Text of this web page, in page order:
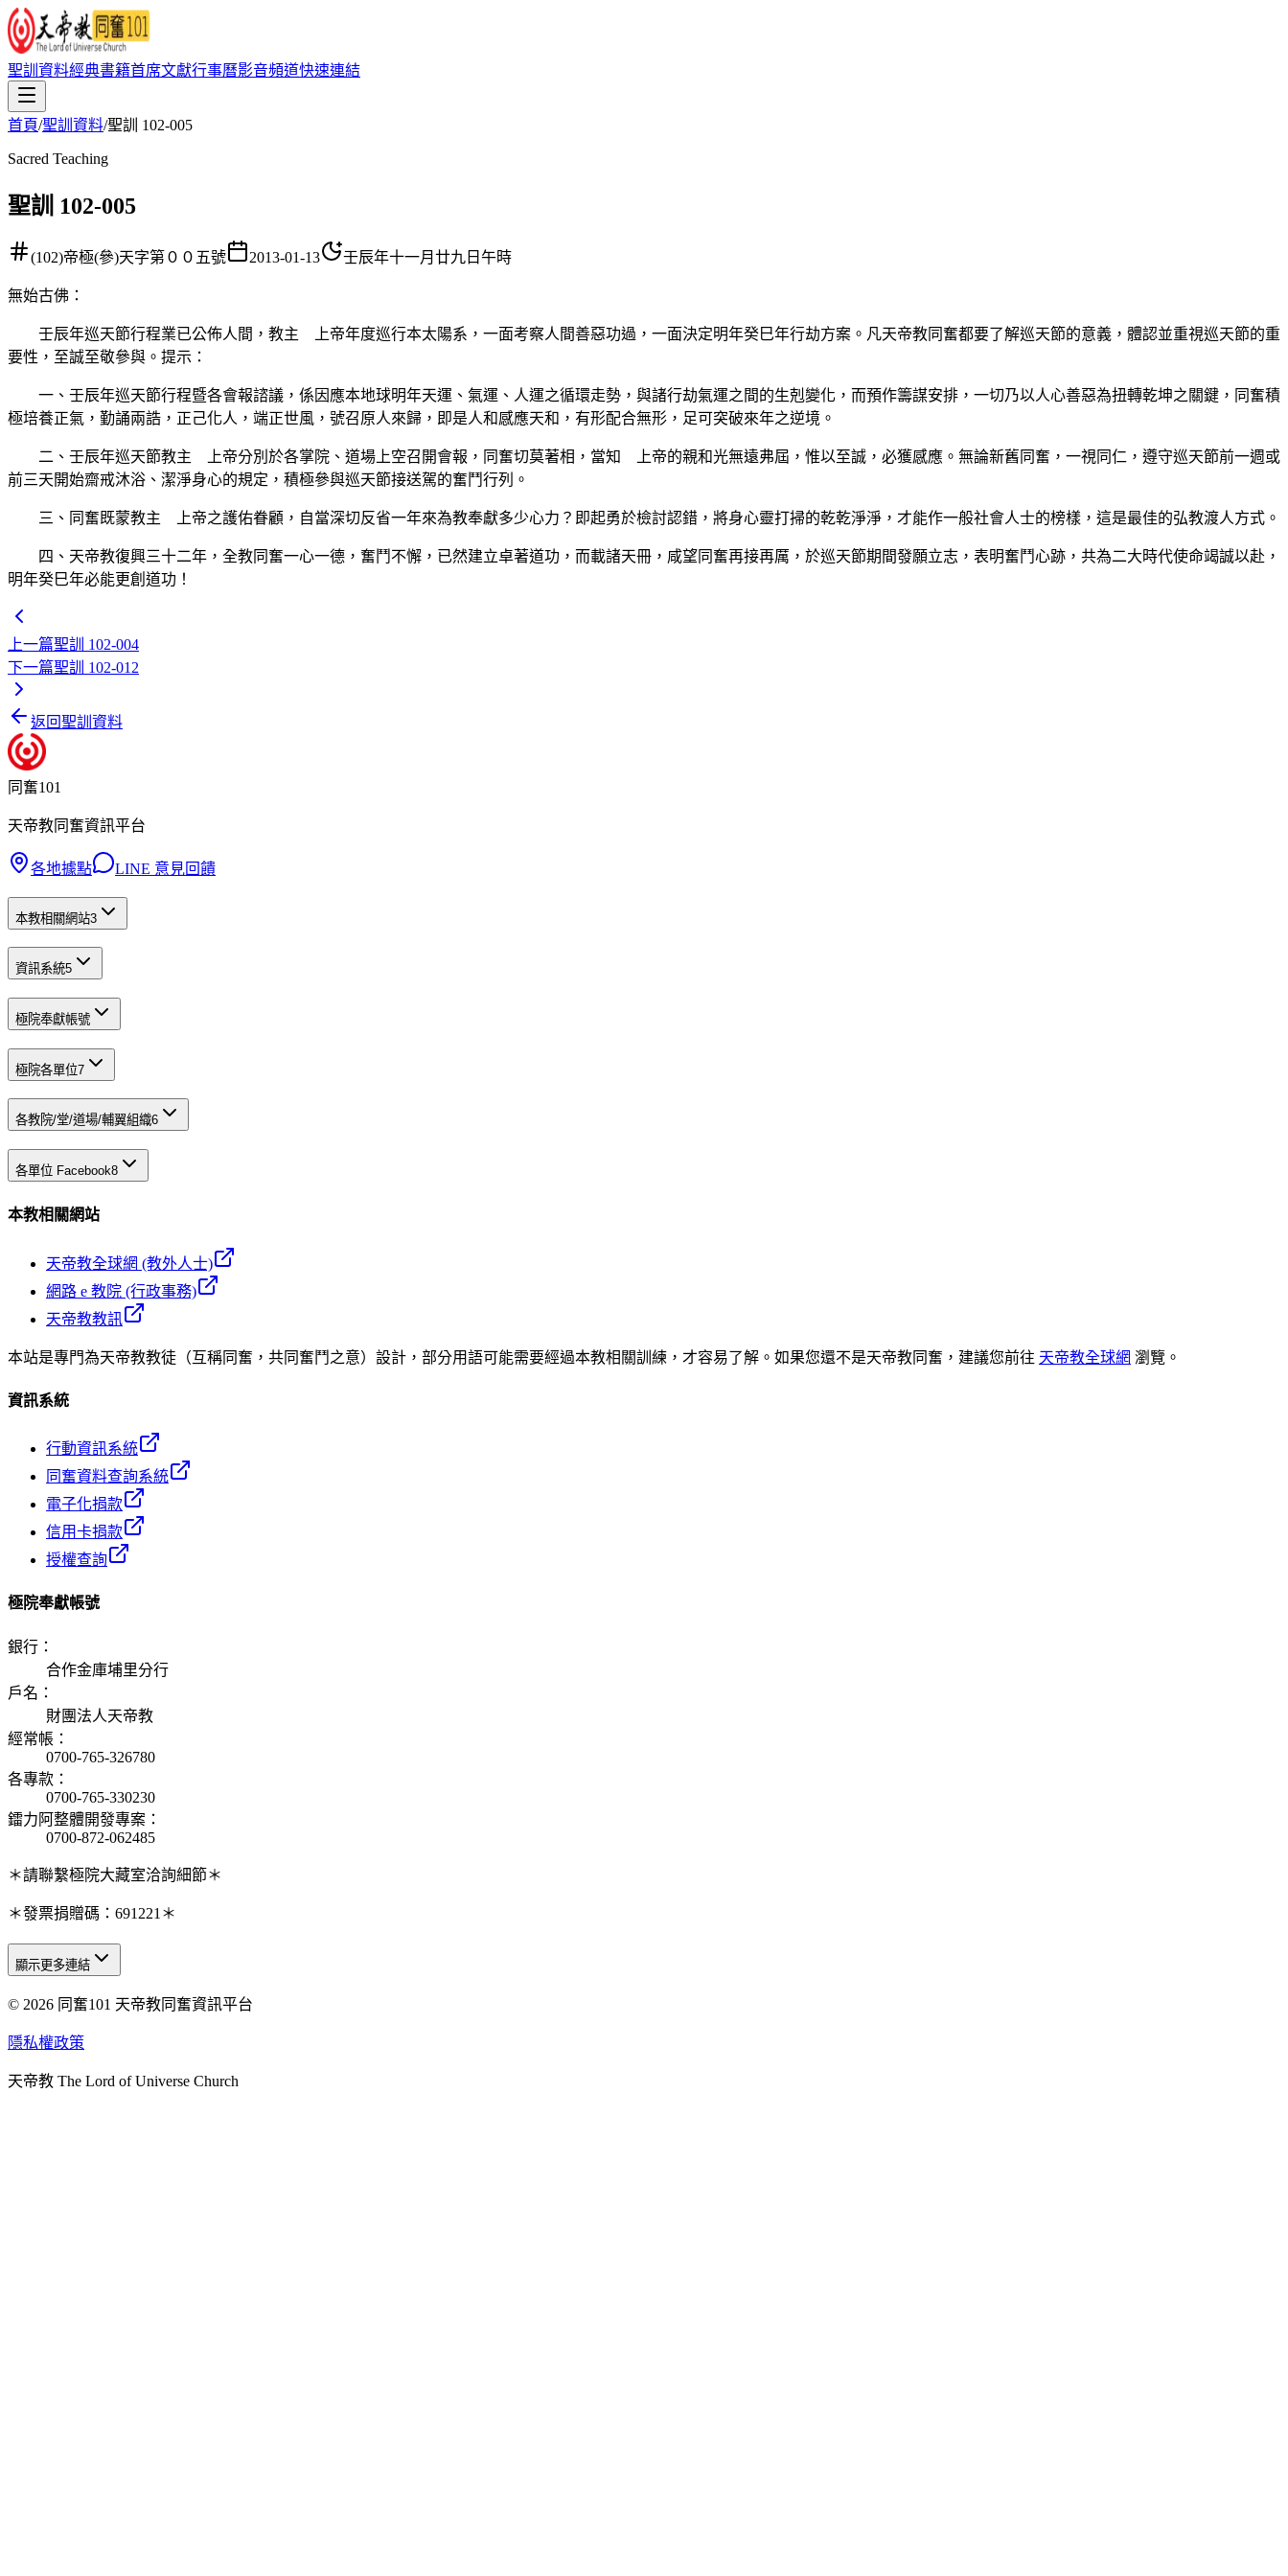
聖訓資料經典書籍首席文獻行事曆影音頻道快速連結
首頁/聖訓資料/聖訓 102-005
Sacred Teaching
聖訓 102-005
(102)帝極(參)天字第００五號 2013-01-13 壬辰年十一月廿九日午時
無始古佛 ：
壬辰年巡天節行程業已公佈人間，教主 上帝年度巡行本太陽系，一面考察人間善惡功過，一面決定明年癸巳年行劫方案。凡天帝教同奮都要了解巡天節的意義，體認並重視巡天節的重
要性，至誠至敬參與。提示：
一、壬辰年巡天節行程暨各會報諮議，係因應本地球明年天運、氣運、人運之循環走勢，與諸行劫氣運之間的生剋變化，而預作籌謀安排，一切乃以人心善惡為扭轉乾坤之關鍵，同奮積
極培養正氣，勤誦兩誥，正己化人，端正世風，號召原人來歸，即是人和感應天和，有形配合無形，足可突破來年之逆境。
二、壬辰年巡天節教主 上帝分別於各掌院、道場上空召開會報，同奮切莫著相，當知 上帝的親和光無遠弗屆，惟以至誠，必獲感應。無論新舊同奮，一視同仁，遵守巡天節前一週或
前三天開始齋戒沐浴、潔淨身心的規定，積極參與巡天節接送駕的奮鬥行列。
三、同奮既蒙教主 上帝之護佑眷顧，自當深切反省一年來為教奉獻多少心力？即起勇於檢討認錯，將身心靈打掃的乾乾淨淨，才能作一般社會人士的榜樣，這是最佳的弘教渡人方式。
四、天帝教復興三十二年，全教同奮一心一德，奮鬥不懈，已然建立卓著道功，而載諸天冊，咸望同奮再接再厲，於巡天節期間發願立志，表明奮鬥心跡，共為二大時代使命竭誠以赴，
明年癸巳年必能更創道功！
上一篇聖訓 102-004
下一篇聖訓 102-012
返回聖訓資料
同奮101
天帝教同奮資訊平台
各地據點 LINE 意見回饋
本教相關網站3
資訊系統5
極院奉獻帳號
極院各單位7
各教院/堂/道場/輔翼組織6
各單位 Facebook8
本教相關網站
天帝教全球網 (教外人士)
網路 e 教院 (行政事務)
天帝教教訊
本站是專門為天帝教教徒（互稱同奮，共同奮鬥之意）設計，部分用語可能需要經過本教相關訓練，才容易了解。如果您還不是天帝教同奮，建議您前往 天帝教全球網 瀏覽。
資訊系統
行動資訊系統
同奮資料查詢系統
電子化捐款
信用卡捐款
授權查詢
極院奉獻帳號
銀行 ：
合作金庫埔里分行
戶名 ：
財團法人天帝教
經常帳 ：
0700-765-326780
各專款 ：
0700-765-330230
鐳力阿整體開發專案 ：
0700-872-062485
＊請聯繫極院大藏室洽詢細節＊
＊發票捐贈碼：691221＊
天人研究總院
天人研究學院
天人炁功院
顯示更多連結
© 2026 同奮101 天帝教同奮資訊平台
隱私權政策
天帝教 The Lord of Universe Church